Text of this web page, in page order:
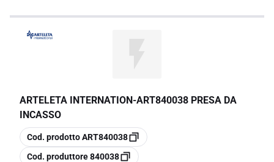
ARTELETA INTERNATION-ART840038 PRESA DA
INCASSO
copia
Cod. prodottoART840038
copia
Cod. produttore840038